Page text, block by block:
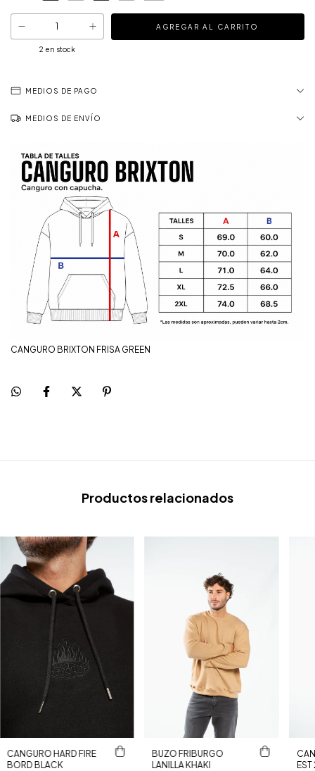
2 en stock
MEDIOS DE PAGO
MEDIOS DE ENVÍO
CANGURO BRIXTON FRISA GREEN
Productos relacionados
CANGURO HARD FIRE
BORD BLACK
BUZO FRIBURGO
LANILLA KHAKI